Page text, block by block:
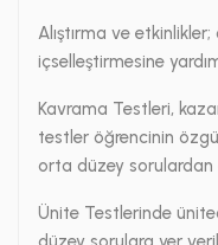
Alıştırma ve
içselleştirmesine
Kavrama Testleri,
testler öğrencinin
orta düzey sorulardan
Ünite Testlerinde